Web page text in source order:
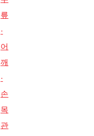
릎
·
어
깨
·
손
목
관